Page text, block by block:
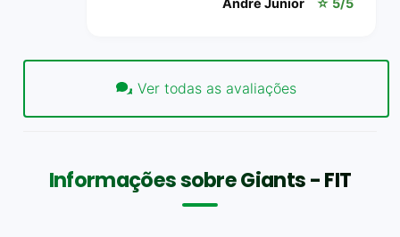
Ver todas as avaliações
Informações sobre Giants - FIT